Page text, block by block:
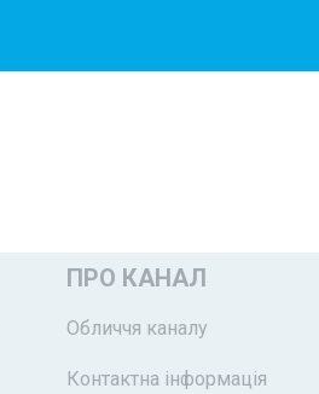
ПРО КАНАЛ
Обличчя каналу
Контактна інформація